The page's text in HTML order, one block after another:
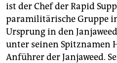
ist der Chef der Rapid
paramilitärische Gruppe
Ursprung in den
unter seinen Spitznamen
Anführer der Janjaweed.